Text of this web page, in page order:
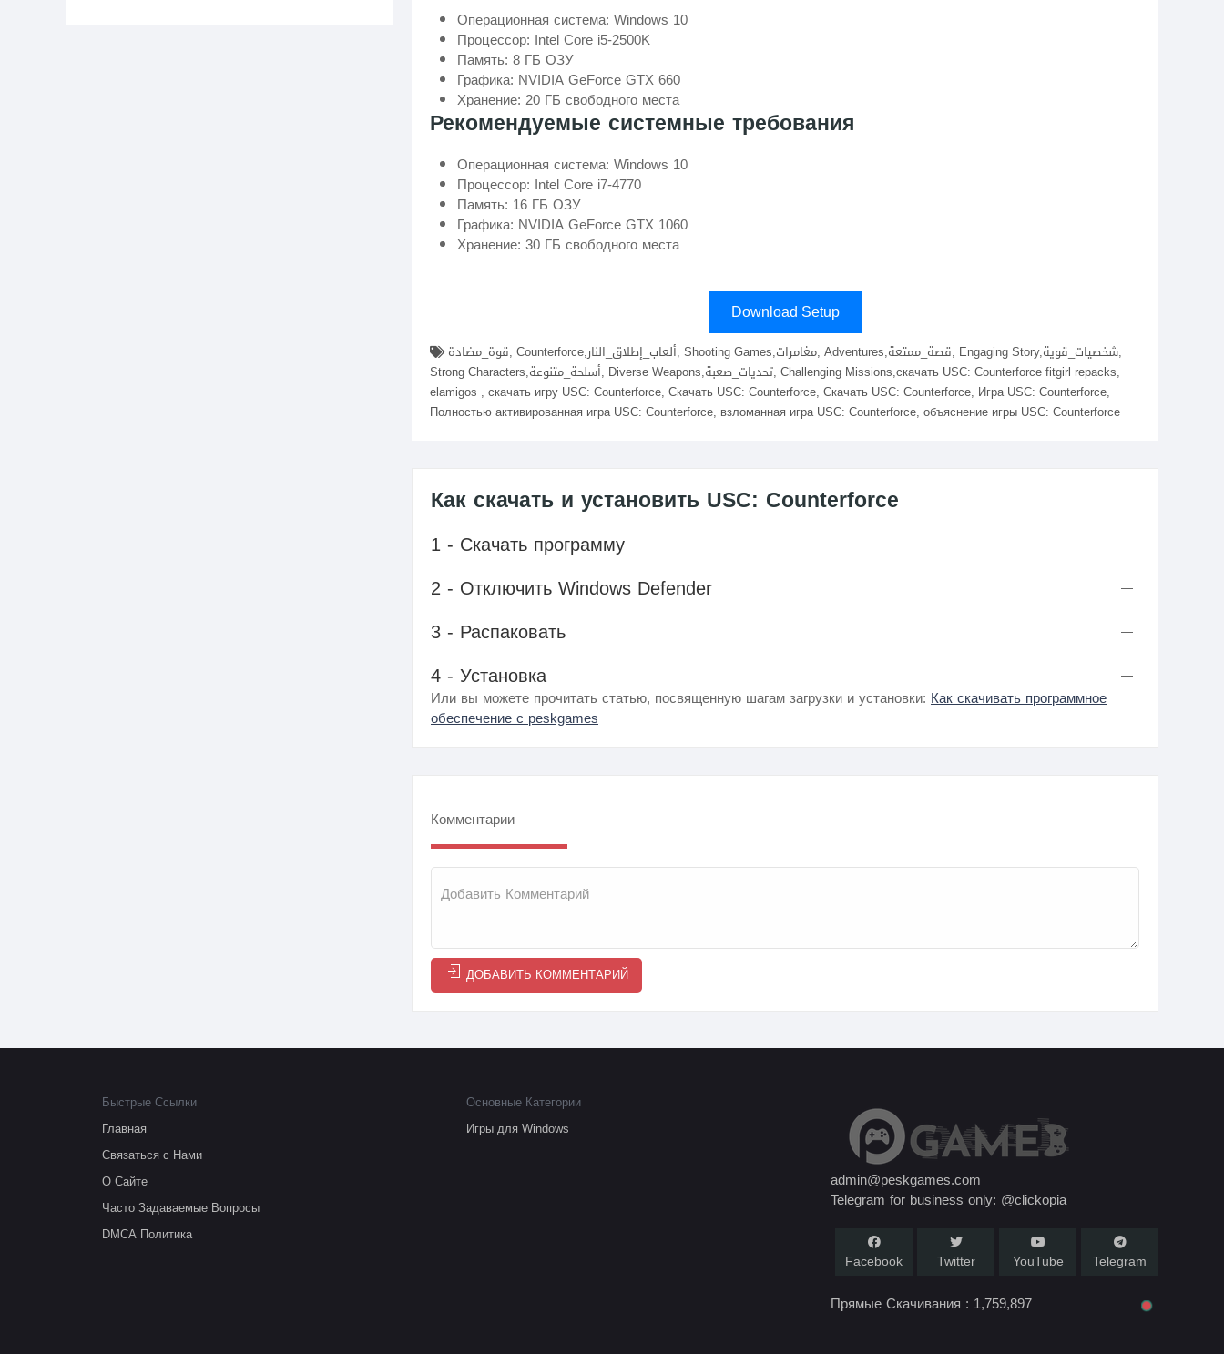
Операционная система: Windows 10
Процессор: Intel Core i5-2500K
Память: 8 ГБ ОЗУ
Графика: NVIDIA GeForce GTX 660
Хранение: 20 ГБ свободного места
Рекомендуемые системные требования
Операционная система: Windows 10
Процессор: Intel Core i7-4770
Память: 16 ГБ ОЗУ
Графика: NVIDIA GeForce GTX 1060
Хранение: 30 ГБ свободного места
Download Setup
Strong Characters,أسلحة_متنوعة, Diverse Weapons,تحديات_صعبة, Challenging Missions,скачать USC: Counterforce fitgirl repacks,
elamigos , скачать игру USC: Counterforce, Скачать USC: Counterforce, Скачать USC: Counterforce, Игра USC: Counterforce,
Полностью активированная игра USC: Counterforce, взломанная игра USC: Counterforce, объяснение игры USC: Counterforce
Как скачать и установить USC: Counterforce
1 - Скачать программу
2 - Отключить Windows Defender
3 - Распаковать
4 - Установка
Или вы можете прочитать статью, посвященную шагам загрузки и установки: Как скачивать программное
обеспечение с peskgames
Комментарии
ДОБАВИТЬ КОММЕНТАРИЙ
Быстрые Ссылки
Главная
Связаться с Нами
О Сайте
Часто Задаваемые Вопросы
DMCA Политика
Основные Категории
Игры для Windows
admin@peskgames.com
Telegram for business only: @clickopia
Facebook Twitter YouTube Telegram
Прямые Скачивания : 1,759,897